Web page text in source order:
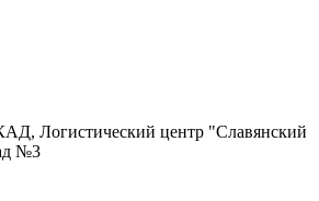
Логистический центр "Славянский
№3